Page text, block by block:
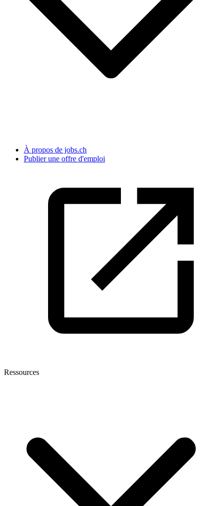
À propos de jobs.ch
Publier une offre d'emploi
Ressources